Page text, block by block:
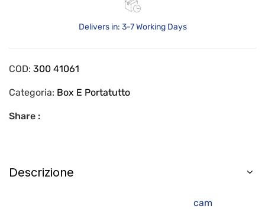
Delivers in: 3-7 Working Days
COD: 300 41061
Categoria: Box E Portatutto
Share :
Descrizione
cam